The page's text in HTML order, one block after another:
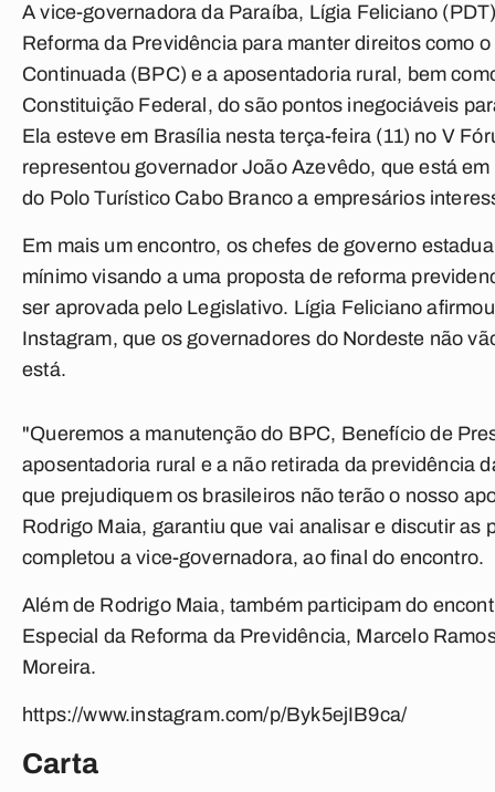
A vice-governadora da Paraíba, Lígia Feliciano
Reforma da Previdência para manter direitos como
Continuada (BPC) e a aposentadoria rural, bem
Constituição Federal, do são pontos inegociáveis
Ela esteve em Brasília nesta terça-feira (11) no V
representou governador João Azevêdo, que está
do Polo Turístico Cabo Branco a empresários
Em mais um encontro, os chefes de governo
mínimo visando a uma proposta de reforma
ser aprovada pelo Legislativo. Lígia Feliciano
Instagram, que os governadores do Nordeste não
está.
"Queremos a manutenção do BPC, Benefício de
aposentadoria rural e a não retirada da previdência
que prejudiquem os brasileiros não terão o nosso
Rodrigo Maia, garantiu que vai analisar e discutir as
completou a vice-governadora, ao final do encontro.
Além de Rodrigo Maia, também participam do
Especial da Reforma da Previdência, Marcelo
Moreira.
https://www.instagram.com/p/Byk5ejIB9ca/
Carta